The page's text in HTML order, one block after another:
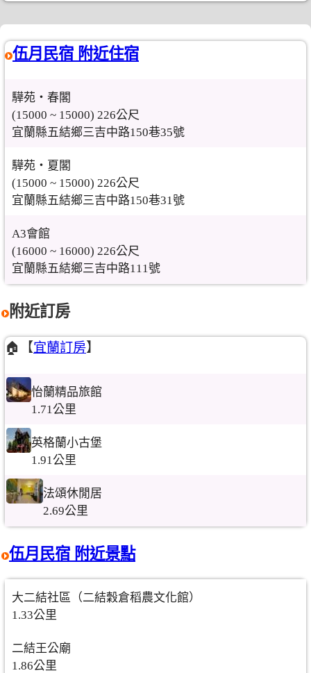
伍月民宿 附近住宿
驊苑‧春閣
(15000 ~ 15000) 226公尺
宜蘭縣五結鄉三吉中路150巷35號
驊苑‧夏閣
(15000 ~ 15000) 226公尺
宜蘭縣五結鄉三吉中路150巷31號
A3會館
(16000 ~ 16000) 226公尺
宜蘭縣五結鄉三吉中路111號
附近訂房
🏠【宜蘭訂房】
怡蘭精品旅館
1.71公里
英格蘭小古堡
1.91公里
法頌休閒居
2.69公里
伍月民宿 附近景點
大二結社區（二結穀倉稻農文化館）
1.33公里
二結王公廟
1.86公里